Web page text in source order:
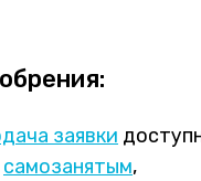
заявки
самозанятым,